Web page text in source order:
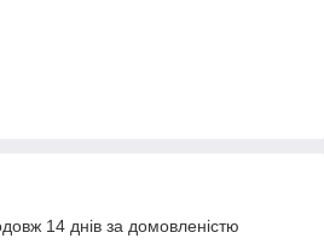
14 днів за домовленістю